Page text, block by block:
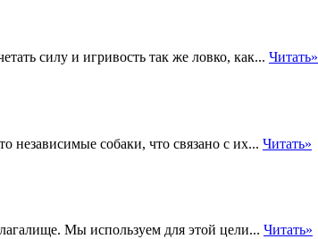
силу и игривость так же ловко, как... Читать»
независимые собаки, что связано с их... Читать»
Мы используем для этой цели... Читать»